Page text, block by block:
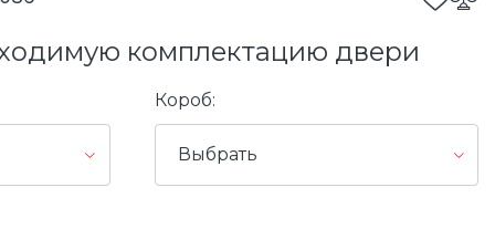
комплектацию двери
Короб:
Выбрать